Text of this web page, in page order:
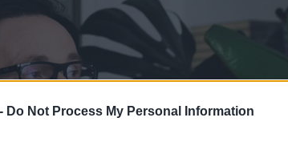
Do Not Process My Personal Information